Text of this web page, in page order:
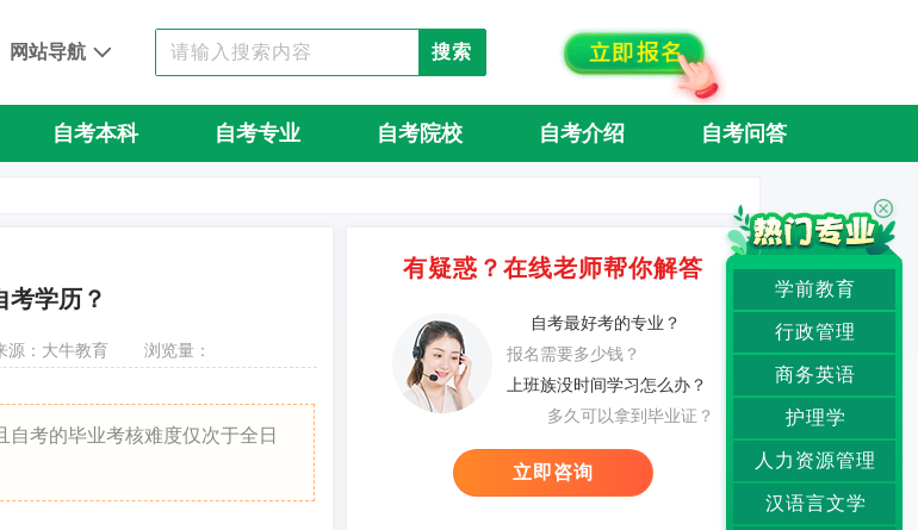
网站导航 搜索
自考本科 自考专业 自考院校 自考介绍 自考问答
考学历？
源：大牛教育 浏览量：
考的毕业考核难度仅次于全日
有疑惑？在线老师帮你解答
自考最好考的专业？
报名需要多少钱？
上班族没时间学习怎么办？
多久可以拿到毕业证？
立即咨询
学前教育
行政管理
商务英语
护理学
人力资源管理
汉语言文学